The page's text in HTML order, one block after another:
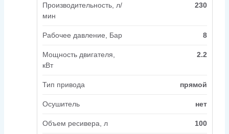
Производительность, л/
мин
230
Рабочее давление, Бар 8
Мощность двигателя,
кВт
2.2
Тип привода прямой
Осушитель нет
Объем ресивера, л 100